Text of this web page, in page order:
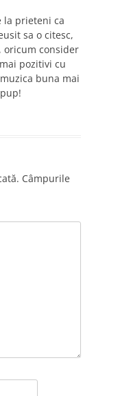
la prieteni ca
sa o citesc,
oricum consider
pozitivi cu
buna mai
Câmpurile